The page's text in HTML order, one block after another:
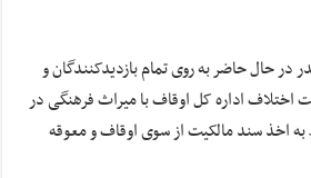
در حال حاضر به روی تمام بازدیدکنندگان و
اداره کل اوقاف با میراث فرهنگی در
به اخذ سند مالکیت از سوی اوقاف و معوقه